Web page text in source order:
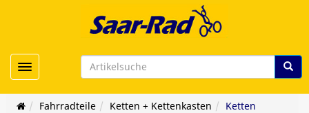
Toggle navigation
Fahrradteile Ketten + Kettenkasten Ketten